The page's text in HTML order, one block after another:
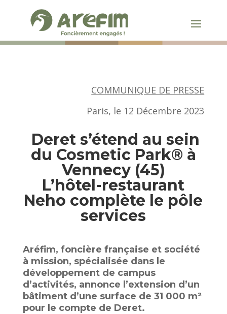
COMMUNIQUE DE PRESSE
Paris, le 12 Décembre 2023
Deret s’étend au sein
du Cosmetic Park® à
Vennecy (45)
L’hôtel-restaurant
Neho complète le pôle
services
Aréfim, foncière française et société
à mission, spécialisée dans le
développement de campus
d’activités, annonce l’extension d’un
bâtiment d’une surface de 31 000 m²
pour le compte de Deret.